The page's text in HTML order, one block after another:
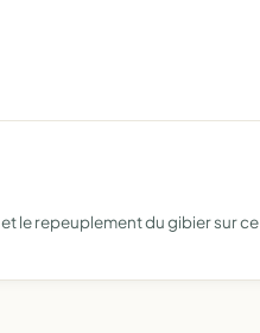
le repeuplement du gibier sur ce